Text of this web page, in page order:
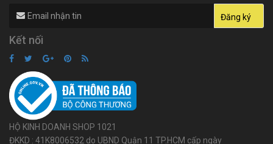
Kết nối
HỘ KINH DOANH SHOP 1021
ĐKKD : 41K8006532 do UBND Quận 11 TP.HCM cấp ngày